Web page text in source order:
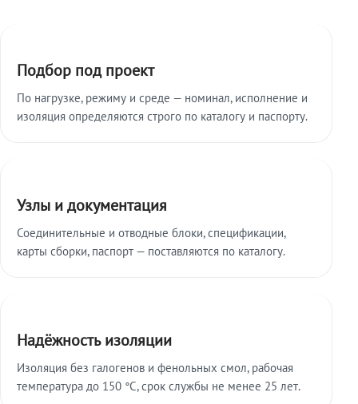
Подбор под проект
По нагрузке, режиму и среде — номинал, исполнение и
изоляция определяются строго по каталогу и паспорту.
Узлы и документация
Соединительные и отводные блоки, спецификации,
карты сборки, паспорт — поставляются по каталогу.
Надёжность изоляции
Изоляция без галогенов и фенольных смол, рабочая
температура до 150 °C, срок службы не менее 25 лет.